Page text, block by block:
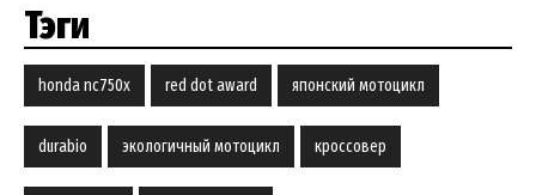
Тэги
honda nc750x red dot award японский мотоцикл
durabio экологичный мотоцикл кроссовер